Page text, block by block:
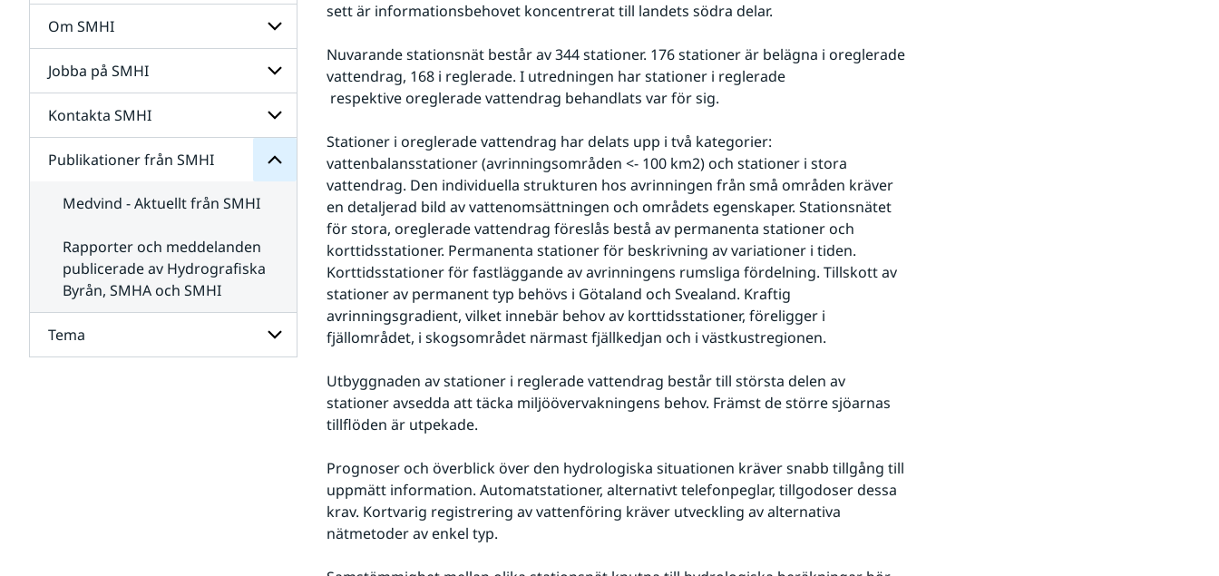
Om SMHI
Undersidor
för
Om
SMHI
Jobba på SMHI
Undersidor
för
Jobba
på
Kontakta SMHI
Undersidor
Kontakta
SMHI
Publikationer från SMHI
Undersidor
för
Publikationer
från
SMHI
Medvind - Aktuellt från SMHI
Rapporter och meddelanden
publicerade av Hydrografiska
Byrån, SMHA och SMHI
Tema
Undersidor
sett är informationsbehovet koncentrerat till landets södra delar.
Nuvarande stationsnät består av 344 stationer. 176 stationer är belägna i oreglerade
vattendrag, 168 i reglerade. I utredningen har stationer i reglerade
respektive oreglerade vattendrag behandlats var för sig.
Stationer i oreglerade vattendrag har delats upp i två kategorier:
vattenbalansstationer (avrinningsområden <- 100 km2) och stationer i stora
vattendrag. Den individuella strukturen hos avrinningen från små områden kräver
en detaljerad bild av vattenomsättningen och områdets egenskaper. Stationsnätet
för stora, oreglerade vattendrag föreslås bestå av permanenta stationer och
korttidsstationer. Permanenta stationer för beskrivning av variationer i tiden.
Korttidsstationer för fastläggande av avrinningens rumsliga fördelning. Tillskott av
stationer av permanent typ behövs i Götaland och Svealand. Kraftig
avrinningsgradient, vilket innebär behov av korttidsstationer, föreligger i
fjällområdet, i skogsområdet närmast fjällkedjan och i västkustregionen.
Utbyggnaden av stationer i reglerade vattendrag består till största delen av
stationer avsedda att täcka miljöövervakningens behov. Främst de större sjöarnas
tillflöden är utpekade.
Prognoser och överblick över den hydrologiska situationen kräver snabb tillgång till
uppmätt information. Automatstationer, alternativt telefonpeglar, tillgodoser dessa
krav. Kortvarig registrering av vattenföring kräver utveckling av alternativa
nätmetoder av enkel typ.